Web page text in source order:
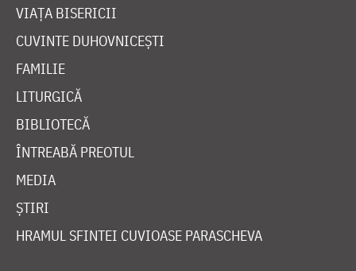
VIAȚA BISERICII
CUVINTE DUHOVNICEȘTI
FAMILIE
LITURGICĂ
BIBLIOTECĂ
ÎNTREABĂ PREOTUL
MEDIA
ȘTIRI
HRAMUL SFINTEI CUVIOASE PARASCHEVA